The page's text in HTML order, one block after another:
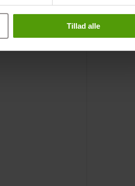
Tillad alle